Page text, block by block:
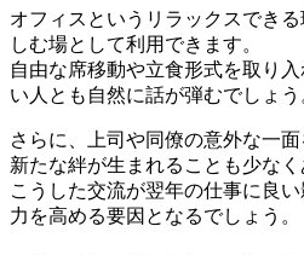
オフィスというリラックスでき
しむ場として利用できます。
自由な席移動や立食形式を取り
い人とも自然に話が弾むでしょう
さらに、上司や同僚の意外な一
新たな絆が生まれることも少なく
こうした交流が翌年の仕事に良
力を高める要因となるでしょう。